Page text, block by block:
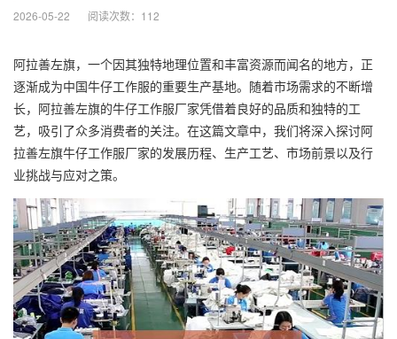
2026-05-22 阅读次数： 112
阿拉善左旗，一个因其独特地理位置和丰富资源而闻名的地方，正
逐渐成为中国牛仔工作服的重要生产基地。随着市场需求的不断增
长，阿拉善左旗的牛仔工作服厂家凭借着良好的品质和独特的工
艺，吸引了众多消费者的关注。在这篇文章中，我们将深入探讨阿
拉善左旗牛仔工作服厂家的发展历程、生产工艺、市场前景以及行
业挑战与应对之策。